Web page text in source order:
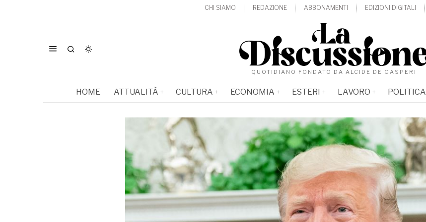
CHI SIAMO REDAZIONE ABBONAMENTI EDIZIONI DIGITALI
QUOTIDIANO FONDATO DA ALCIDE DE GASPERI
HOME ATTUALITÀ CULTURA ECONOMIA ESTERI LAVORO POLITICA